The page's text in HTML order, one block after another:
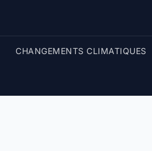
CHANGEMENTS CLIMATIQUES